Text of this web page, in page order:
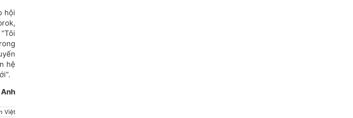
hội
hệ
Anh
Việt